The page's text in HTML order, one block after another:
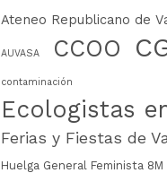
Ateneo Republicano de
AUVASA CCOO
contaminación
Ecologistas
Ferias y Fiestas de
Huelga General Feminista 8M